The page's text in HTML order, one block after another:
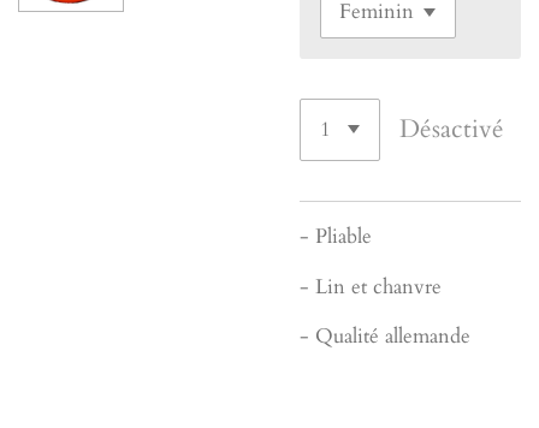
Désactivé
- Pliable
- Lin et chanvre
- Qualité allemande